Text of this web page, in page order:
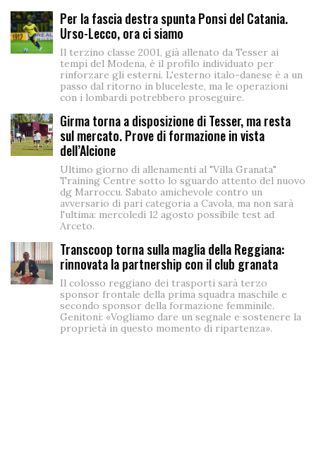
Per la fascia destra spunta Ponsi del Catania.
Urso-Lecco, ora ci siamo
Il terzino classe 2001, già allenato da Tesser ai
tempi del Modena, è il profilo individuato per
rinforzare gli esterni. L'esterno italo-danese è a un
passo dal ritorno in bluceleste, ma le operazioni
con i lombardi potrebbero proseguire.
Girma torna a disposizione di Tesser, ma resta
sul mercato. Prove di formazione in vista
dell’Alcione
Ultimo giorno di allenamenti al "Villa Granata"
Training Centre sotto lo sguardo attento del nuovo
dg Marroccu. Sabato amichevole contro un
avversario di pari categoria a Cavola, ma non sarà
l'ultima: mercoledì 12 agosto possibile test ad
Arceto.
Transcoop torna sulla maglia della Reggiana:
rinnovata la partnership con il club granata
Il colosso reggiano dei trasporti sarà terzo
sponsor frontale della prima squadra maschile e
secondo sponsor della formazione femminile.
Genitoni: «Vogliamo dare un segnale e sostenere la
proprietà in questo momento di ripartenza».